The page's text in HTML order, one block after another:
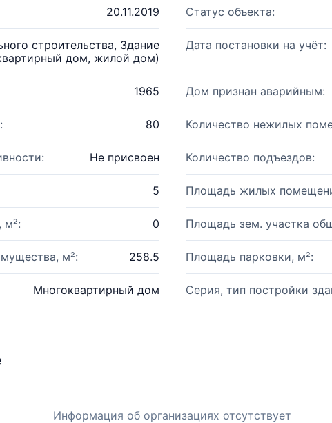
20.11.2019 Статус объекта:
строительства, Здание
дом, жилой дом)
Дата постановки на учёт:
1965 Дом признан аварийным:
80 Количество нежилых
Не присвоен Количество подъездов:
5 Площадь жилых
м²: 0 Площадь зем. участка
м²: 258.5 Площадь парковки, м²:
Многоквартирный дом Серия, тип постройки
Информация об организациях отсутствует